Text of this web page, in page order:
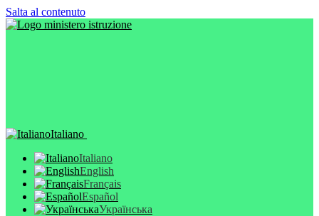
Salta al contenuto
Italiano
Italiano
English
Français
Español
Українська